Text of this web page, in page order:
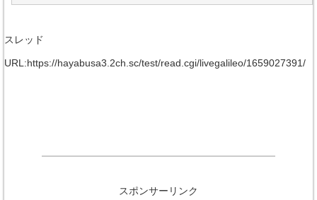
スレッド
URL:https://hayabusa3.2ch.sc/test/read.cgi/livegalileo/1659027391/
スポンサーリンク